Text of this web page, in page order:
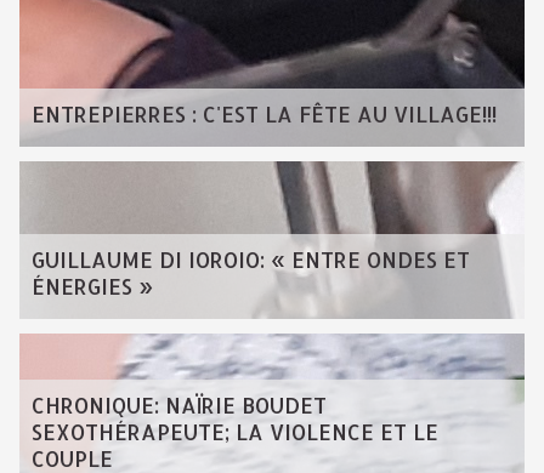
ENTREPIERRES : C'EST LA FÊTE AU VILLAGE!!!
GUILLAUME DI IOROIO: « ENTRE ONDES ET
ÉNERGIES »
CHRONIQUE: NAÏRIE BOUDET
SEXOTHÉRAPEUTE; LA VIOLENCE ET LE
COUPLE